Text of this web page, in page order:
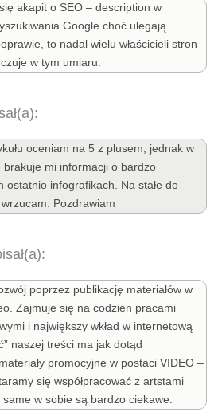
akapit o SEO – description w
Google choć ulegają
to nadal wielu właścicieli stron
w tym umiaru.
oceniam na 5 z plusem, jednak w
brakuje mi informacji o bardzo
ostatnio infografikach. Na stałe do
Pozdrawiam
poprzez publikację materiałów w
Zajmuje się na codzien pracami
i największy wkład w internetową
naszej treści ma jak dotąd
promocyjne w postaci VIDEO –
się współpracować z artstami
w sobie są bardzo ciekawe.